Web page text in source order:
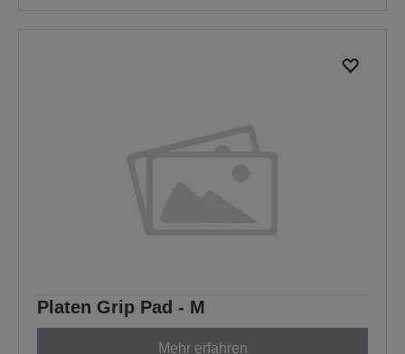
Platen Grip Pad - M
Mehr erfahren